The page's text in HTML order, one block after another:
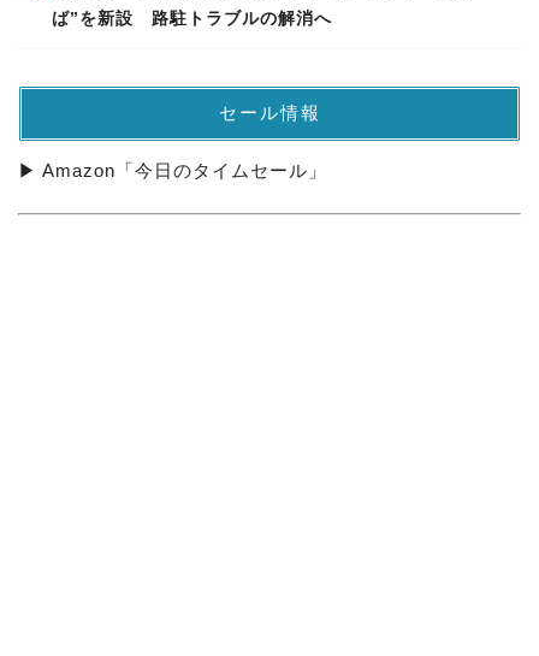
ば”を新設 路駐トラブルの解消へ
セール情報
▶ Amazon「今日のタイムセール」